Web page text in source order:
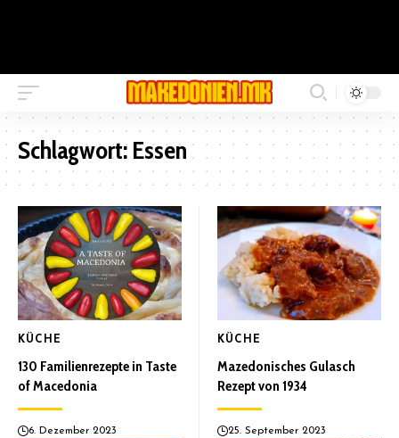
Schlagwort: Essen
KÜCHE
130 Familienrezepte in Taste
of Macedonia
6. Dezember 2023
KÜCHE
Mazedonisches Gulasch
Rezept von 1934
25. September 2023